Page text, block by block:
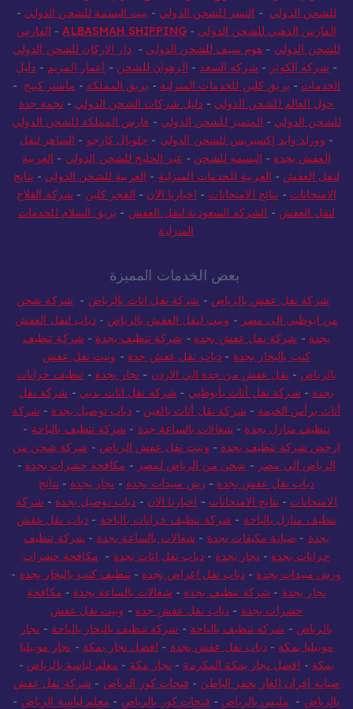
للشحن الدولي - النسر للشحن الدولي - بيت البسمة للشحن الدولي -
الفارس الذهبي للشحن الدولي -
ALBASMAH SHIPPING
- الفارس
للشحن الدولي - هوم سيف للشحن الدولي -دار الاركان للشحن الدولي
- شركة الكوثر - شركة السعد - الرهوان للشحن - اعمار المريم - دليل
الخدمات - بريق كلين للخدمات المنزلية - بريق المملكة - ماستر كينج -
حول العالم للشحن الدولي - دليل شركات الشحن الدولي - نجمة جدة
للشحن الدولي - المتميز للشحن الدولي - فارس المملكة للشحن الدولي
- وورلد وايد إكسبريس للشحن الدولي - جلوبال كارجو - الساهر لنقل
العفش بجدة - البسمه للشحن - عبر الخليج للشحن الدولي - العربية
لنقل العفش - العربية للخدمات المنزلية - العربية للشحن الدولي - نتايج
الامتحانات - نتائج الامتحانات - اخبارنا الان - الفجر كلين - شركة الفلاح
لنقل العفش - الشركة السعودية لنقل العفش - بريق السلام للخدمات
المنزلية
بعض الخدمات المميزة
شركة نقل عفش بالرياض - شركة نقل اثاث بالرياض - شركة شحن
من ابوظبي الى مصر - ونيت لنقل العفش بالرياض -دباب لنقل العفش
بجدة - شركة نقل عفش بجدة - شركة تنظيف بجدة - شركة تنظيف
كنب بالبخار بجدة - دباب نقل عفش جدة - ونيت نقل عفش
بالرياض - نقل عفش من جدة الي الاردن - نجار بجدة - تنظيف خزانات
بجدة - شركة نقل أثاث بأبوظبي - شركة نقل اثاث بدبي - شركة نقل
أثاث برأس الخيمة - شركة نقل أثاث بالعين - دباب توصيل بجدة - شركة
تنظيف منازل بجدة - شغالات بالساعة جدة - شركة تنظيف بالباحة -
ارخص شركة تنظيف بجدة - ونيت نقل عفش الرياض - شركة شحن من
الرياض الي مصر - شحن من الرياض لمصر - مكافحة حشرات بجدة -
دباب نقل عفش بجدة - رش مبيدات بجدة - نجار بجدة - نتائج
الامتحانات - نتايج الامتحانات - اخبارنا الان - دباب توصيل بجدة - شركة
تنظيف منازل بالباحة - شركة تنظيف خزانات بالباحة - دباب نقل عفش
بجدة - صيانة مكيفات بجدة - شغالات بالساعة بجدة - شركة تنظيف
خزانات بجدة - نجار بجدة - دباب نقل اثاث بجدة - مكافحة حشرات
ورش مبيدات بجدة -دباب نقل اغراض بجدة -تنظيف كنب بالبخار بجدة -
نجار بجدة - شركة تنظيف بجدة - شغالات بالساعة بجدة - مكافحة
حشرات بجدة - دباب نقل عفش جده - ونيت نقل عفش
بالرياض - شركة تنظيف بالباحة - شركة تنظيف بالبخار بالباحة - نجار
موبيليا بمكة -دباب نقل عفش بجدة - افضل نجار بمكة - نجار موبيليا
بمكة - افضل نجار بمكة المكرمة - نجار مكة - معلم لياسة بالرياض -
صيانة افران الغاز بحفر الباطن - فتحات كور الرياض - شركة نقل عفش
بالرياض - مليس بالرياض - فتحات كور بالرياض - معلم لياسة الرياض -